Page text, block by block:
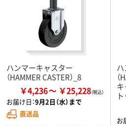
ハンマーキャスター
（HAMMER CASTER）_8
￥4,236 ￥25,228
お届け日：9月2日（水）まで
直送品
キ
お